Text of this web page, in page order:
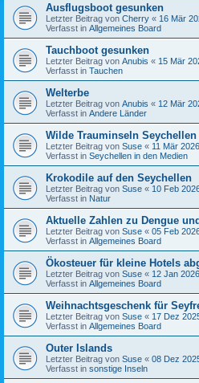
Ausflugsboot gesunken
Letzter Beitrag von Cherry « 16 Mär
Verfasst in Allgemeines Board
Tauchboot gesunken
Letzter Beitrag von Anubis « 15 Mär
Verfasst in Tauchen
Welterbe
Letzter Beitrag von Anubis « 12 Mär
Verfasst in Andere Länder
Wilde Trauminseln Seychellen
Letzter Beitrag von Suse « 11 Mär
Verfasst in Seychellen in den Medien
Krokodile auf den Seychellen
Letzter Beitrag von Suse « 10 Feb
Verfasst in Natur
Aktuelle Zahlen zu Dengue
Letzter Beitrag von Suse « 05 Feb
Verfasst in Allgemeines Board
Ökosteuer für kleine Hotels
Letzter Beitrag von Suse « 12 Jan
Verfasst in Allgemeines Board
Weihnachtsgeschenk für
Letzter Beitrag von Suse « 17 Dez
Verfasst in Allgemeines Board
Outer Islands
Letzter Beitrag von Suse « 08 Dez
Verfasst in sonstige Inseln